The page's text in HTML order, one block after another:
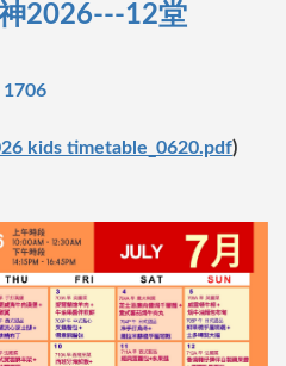
2026---12堂
1706
kids timetable_0620.pdf)